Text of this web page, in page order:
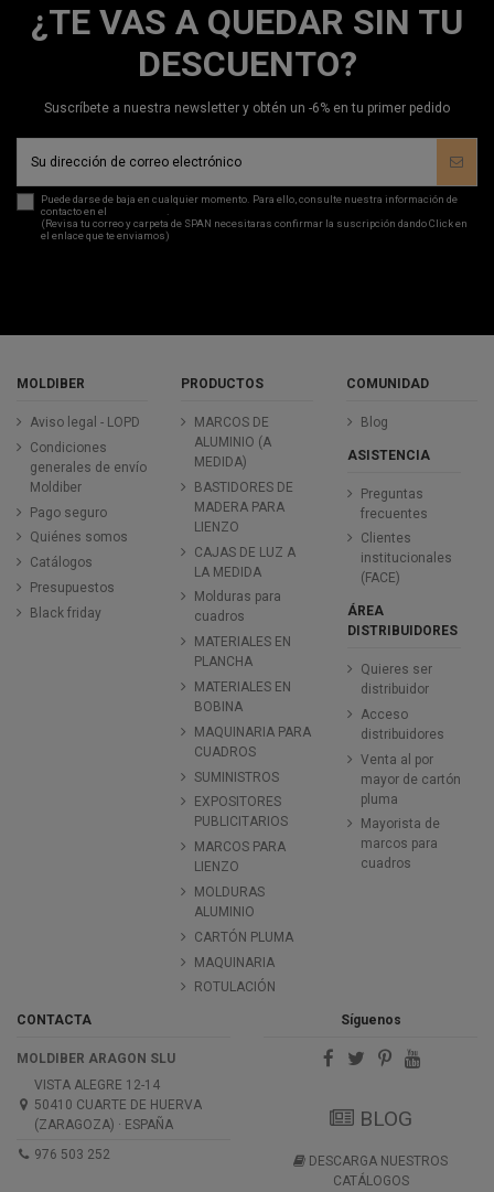
¿TE VAS A QUEDAR SIN TU
DESCUENTO?
Suscríbete a nuestra newsletter y obtén un -6% en tu primer pedido
Puede darse de baja en cualquier momento. Para ello, consulte nuestra información de
contacto en el
(Revisa tu correo y carpeta de SPAN necesitaras confirmar la suscripción dando Click en
el enlace que te enviamos)
MOLDIBER
Aviso legal - LOPD
Condiciones
generales de envío
Moldiber
Pago seguro
Quiénes somos
Catálogos
Presupuestos
Black friday
PRODUCTOS
MARCOS DE
ALUMINIO (A
MEDIDA)
BASTIDORES DE
MADERA PARA
LIENZO
CAJAS DE LUZ A
LA MEDIDA
Molduras para
cuadros
MATERIALES EN
PLANCHA
MATERIALES EN
BOBINA
MAQUINARIA PARA
CUADROS
SUMINISTROS
EXPOSITORES
PUBLICITARIOS
MARCOS PARA
LIENZO
MOLDURAS
ALUMINIO
CARTÓN PLUMA
MAQUINARIA
ROTULACIÓN
COMUNIDAD
Blog
ASISTENCIA
Preguntas
frecuentes
Clientes
institucionales
(FACE)
ÁREA
DISTRIBUIDORES
Quieres ser
distribuidor
Acceso
distribuidores
Venta al por
mayor de cartón
pluma
Mayorista de
marcos para
cuadros
CONTACTA
MOLDIBER ARAGON SLU
VISTA ALEGRE 12-14
50410 CUARTE DE HUERVA
(ZARAGOZA) · ESPAÑA
976 503 252
Síguenos
BLOG
DESCARGA NUESTROS
CATÁLOGOS